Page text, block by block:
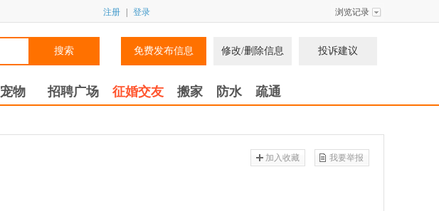
浏览记录
注册 登录
搜索 免费发布信息 修改/删除信息 投诉建议
宠物 招聘广场 征婚交友 搬家 防水 疏通
加入收藏 我要举报